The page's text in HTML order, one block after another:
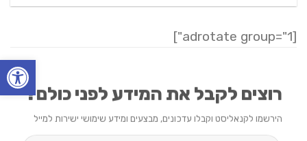
פתח
[adrotate group="1"]
רוצים לקבל את המידע לפני כולם?
הירשמו לקנאליסט וקבלו עדכונים, מבצעים ומידע שימושי ישירות למייל